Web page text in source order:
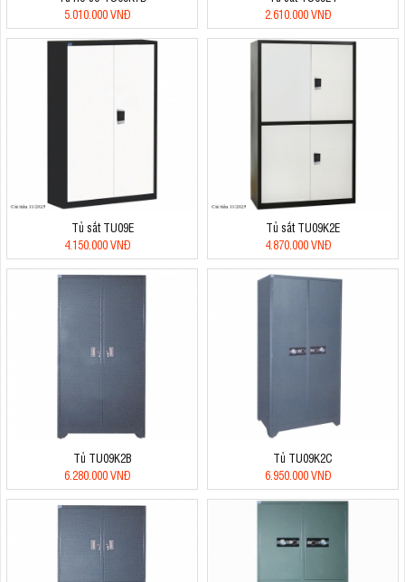
5.010.000 VNĐ
2.610.000 VNĐ
Tủ sắt TU09E
4.150.000 VNĐ
Tủ sắt TU09K2E
4.870.000 VNĐ
Tủ TU09K2B
6.280.000 VNĐ
Tủ TU09K2C
6.950.000 VNĐ